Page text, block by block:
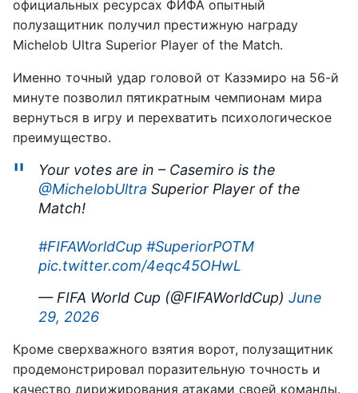
официальных ресурсах ФИФА опытный
полузащитник получил престижную награду
Michelob Ultra Superior Player of the Match.
Именно точный удар головой от Казэмиро на 56-й
минуте позволил пятикратным чемпионам мира
вернуться в игру и перехватить психологическое
преимущество.
Your votes are in – Casemiro is the
@MichelobUltra Superior Player of the
Match!
#FIFAWorldCup #SuperiorPOTM
pic.twitter.com/4eqc45OHwL
— FIFA World Cup (@FIFAWorldCup) June
29, 2026
Кроме сверхважного взятия ворот, полузащитник
продемонстрировал поразительную точность и
качество дирижирования атаками своей команды.